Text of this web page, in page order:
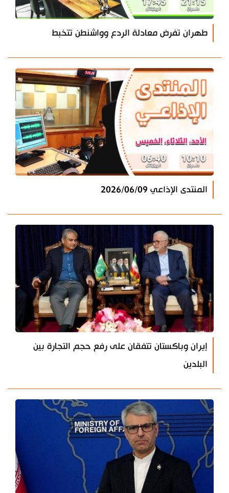
طهران تفرض معادلة الردع وواشنطن تتخبط
المنتدى الإذاعي 2026/06/09
إيران وباكستان تتفقان على رفع حجم التجارة بين
البلدين